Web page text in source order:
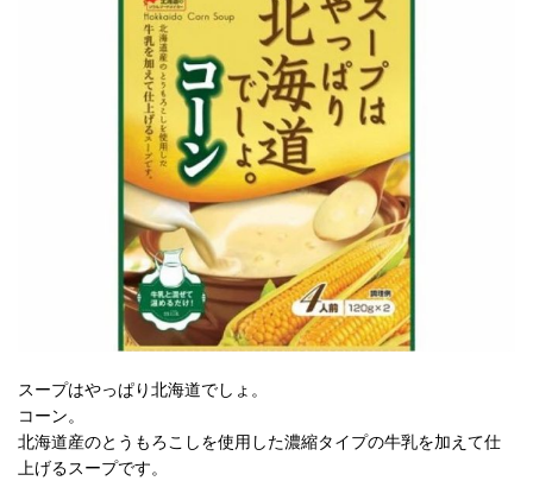
スープはやっぱり北海道でしょ。
コーン。
北海道産のとうもろこしを使用した濃縮タイプの牛乳を加えて仕
上げるスープです。